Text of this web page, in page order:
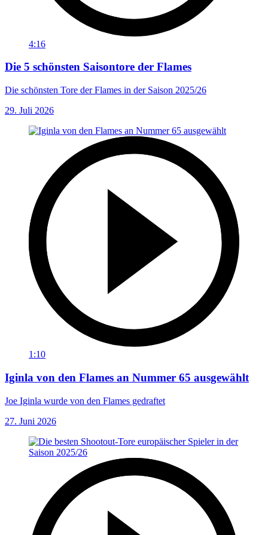
4:16
Die 5 schönsten Saisontore der Flames
Die schönsten Tore der Flames in der Saison 2025/26
29. Juli 2026
1:10
Iginla von den Flames an Nummer 65 ausgewählt
Joe Iginla wurde von den Flames gedraftet
27. Juni 2026